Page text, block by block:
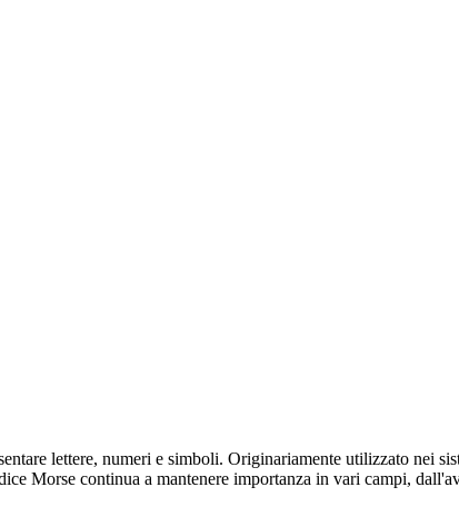
lettere, numeri e simboli. Originariamente utilizzato nei
Morse continua a mantenere importanza in vari campi,